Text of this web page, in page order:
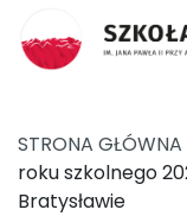
STRONA GŁÓWNA
roku szkolnego
Bratysławie